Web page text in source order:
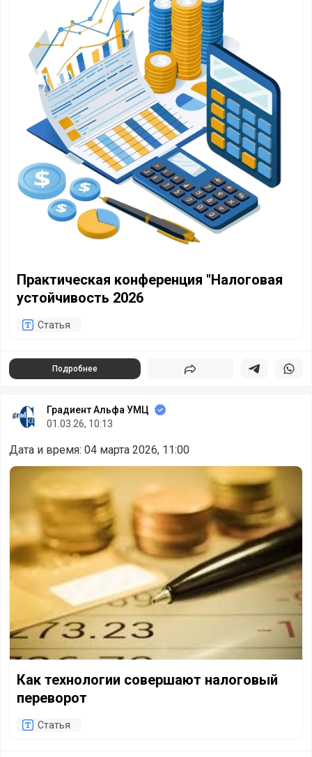
Практическая конференция "Налоговая
устойчивость 2026
Статья
Подробнее Поделиться Поделиться в
Градиент Альфа УМЦ
01.03.26, 10:13
Дата и время: 04 марта 2026, 11:00
Как технологии совершают налоговый переворот
Как технологии совершают налоговый
переворот
Статья